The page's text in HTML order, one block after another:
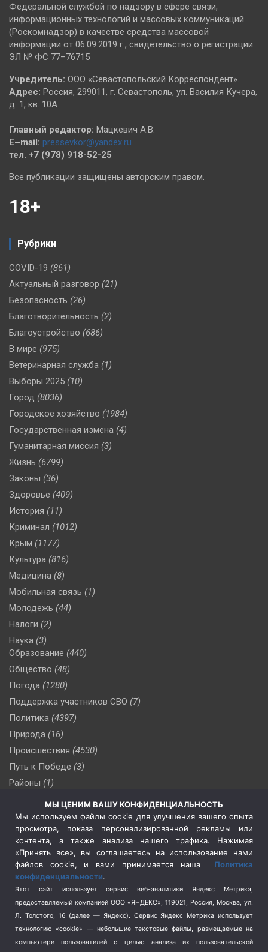
Федеральной службой по надзору в сфере связи,
информационных технологий и массовых коммуникаций
(Роскомнадзор) в качестве средства массовой
информации от 06.09.2019 г., свидетельство о регистрации
ЭЛ № ФС 77–76715
Учредитель: ООО «Севастопольский Корреспондент».
Адрес: Россия, 299011, г. Севастополь, ул. Василия Кучера,
д. 1, кв. 10А
Главный редактор: Мацкевич А.В.
E–mail: pressevkor@yandex.ru
тел. +7 (978) 918-52-25
Все публикации защищены авторским правом.
18+
Рубрики
COVID-19 (861)
Актуальный разговор (21)
Безопасность (26)
Благотворительность (2)
Благоустройство (686)
В мире (975)
Ветеринарная служба (1)
Выборы 2025 (10)
Город (8036)
Городское хозяйство (1984)
Государственная измена (4)
Гуманитарная миссия (3)
Жизнь (6799)
Законы (36)
Здоровье (409)
История (11)
Криминал (1012)
Крым (1177)
Культура (816)
Медицина (8)
Мобильная связь (1)
Молодежь (44)
Налоги (2)
Наука (3)
Образование (440)
Общество (48)
Погода (1280)
Поддержка участников СВО (7)
Политика (4397)
Природа (16)
Происшествия (4530)
Путь к Победе (3)
Районы (1)
(510)
Сельское хозяйство (3)
Социальная политика
(3)
Спецоперация в Украине
Спецоперация на Украине
(404)
Спорт (740)
Терроризм (1)
Транспорт (262)
Туризм (178)
МЫ ЦЕНИМ ВАШУ КОНФИДЕНЦИАЛЬНОСТЬ
Мы используем файлы cookie для улучшения вашего опыта
просмотра, показа персонализированной рекламы или
контента, а также анализа нашего трафика. Нажимая
«Принять все», вы соглашаетесь на использование нами
файлов cookie, и вами принимается наша Политика
конфиденциальности.
Этот сайт использует сервис веб-аналитики Яндекс Метрика,
предоставляемый компанией ООО «ЯНДЕКС», 119021, Россия, Москва, ул.
Л. Толстого, 16 (далее — Яндекс). Сервис Яндекс Метрика использует
технологию «cookie» — небольшие текстовые файлы, размещаемые на
компьютере пользователей с целью анализа их пользовательской